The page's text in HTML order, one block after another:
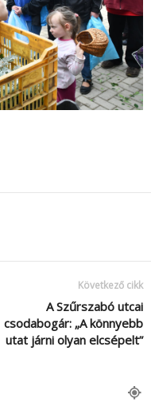
Következő cikk
A Szűrszabó utcai
csodabogár: „A könnyebb
utat járni olyan elcsépelt”